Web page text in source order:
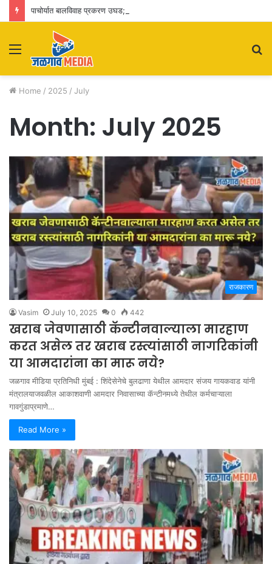
Menu
Home / 2025 / July
Month: July 2025
राजकारण
Vasim July 10, 2025 0 442
खराब जेवणासाठी कॅन्टीनवाल्याला मारहाण
करत असेल तर खराब रस्त्यांसाठी नागरिकांनी
या आमदारांना का मारू नये?
जळगाव मीडिया प्रतिनिधी मुंबई : शिंदेसेनेचे बुलढाणा येथील आमदार संजय गायकवाड यांनी
मंत्रालयाजवळील आकाशवाणी आमदार निवासाच्या कॅन्टीनमध्ये तेथील कर्मचाऱ्याला
गावगुंडाप्रमाणे…
Read More »